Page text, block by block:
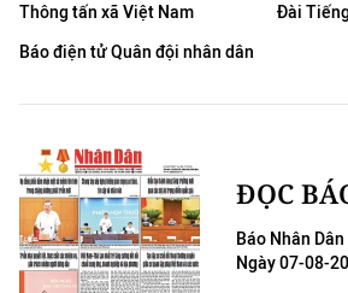
Thông tấn xã Việt Nam
Đài
Báo điện tử Quân đội nhân dân
ĐỌC
Báo Nhân
Ngày 07-08-